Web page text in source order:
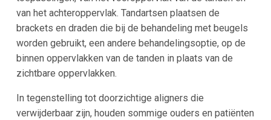
van het achteroppervlak. Tandartsen plaatsen de
brackets en draden die bij de behandeling met beugels
worden gebruikt, een andere behandelingsoptie, op de
binnen oppervlakken van de tanden in plaats van de
zichtbare oppervlakken.
In tegenstelling tot doorzichtige aligners die
verwijderbaar zijn, houden sommige ouders en patiënten